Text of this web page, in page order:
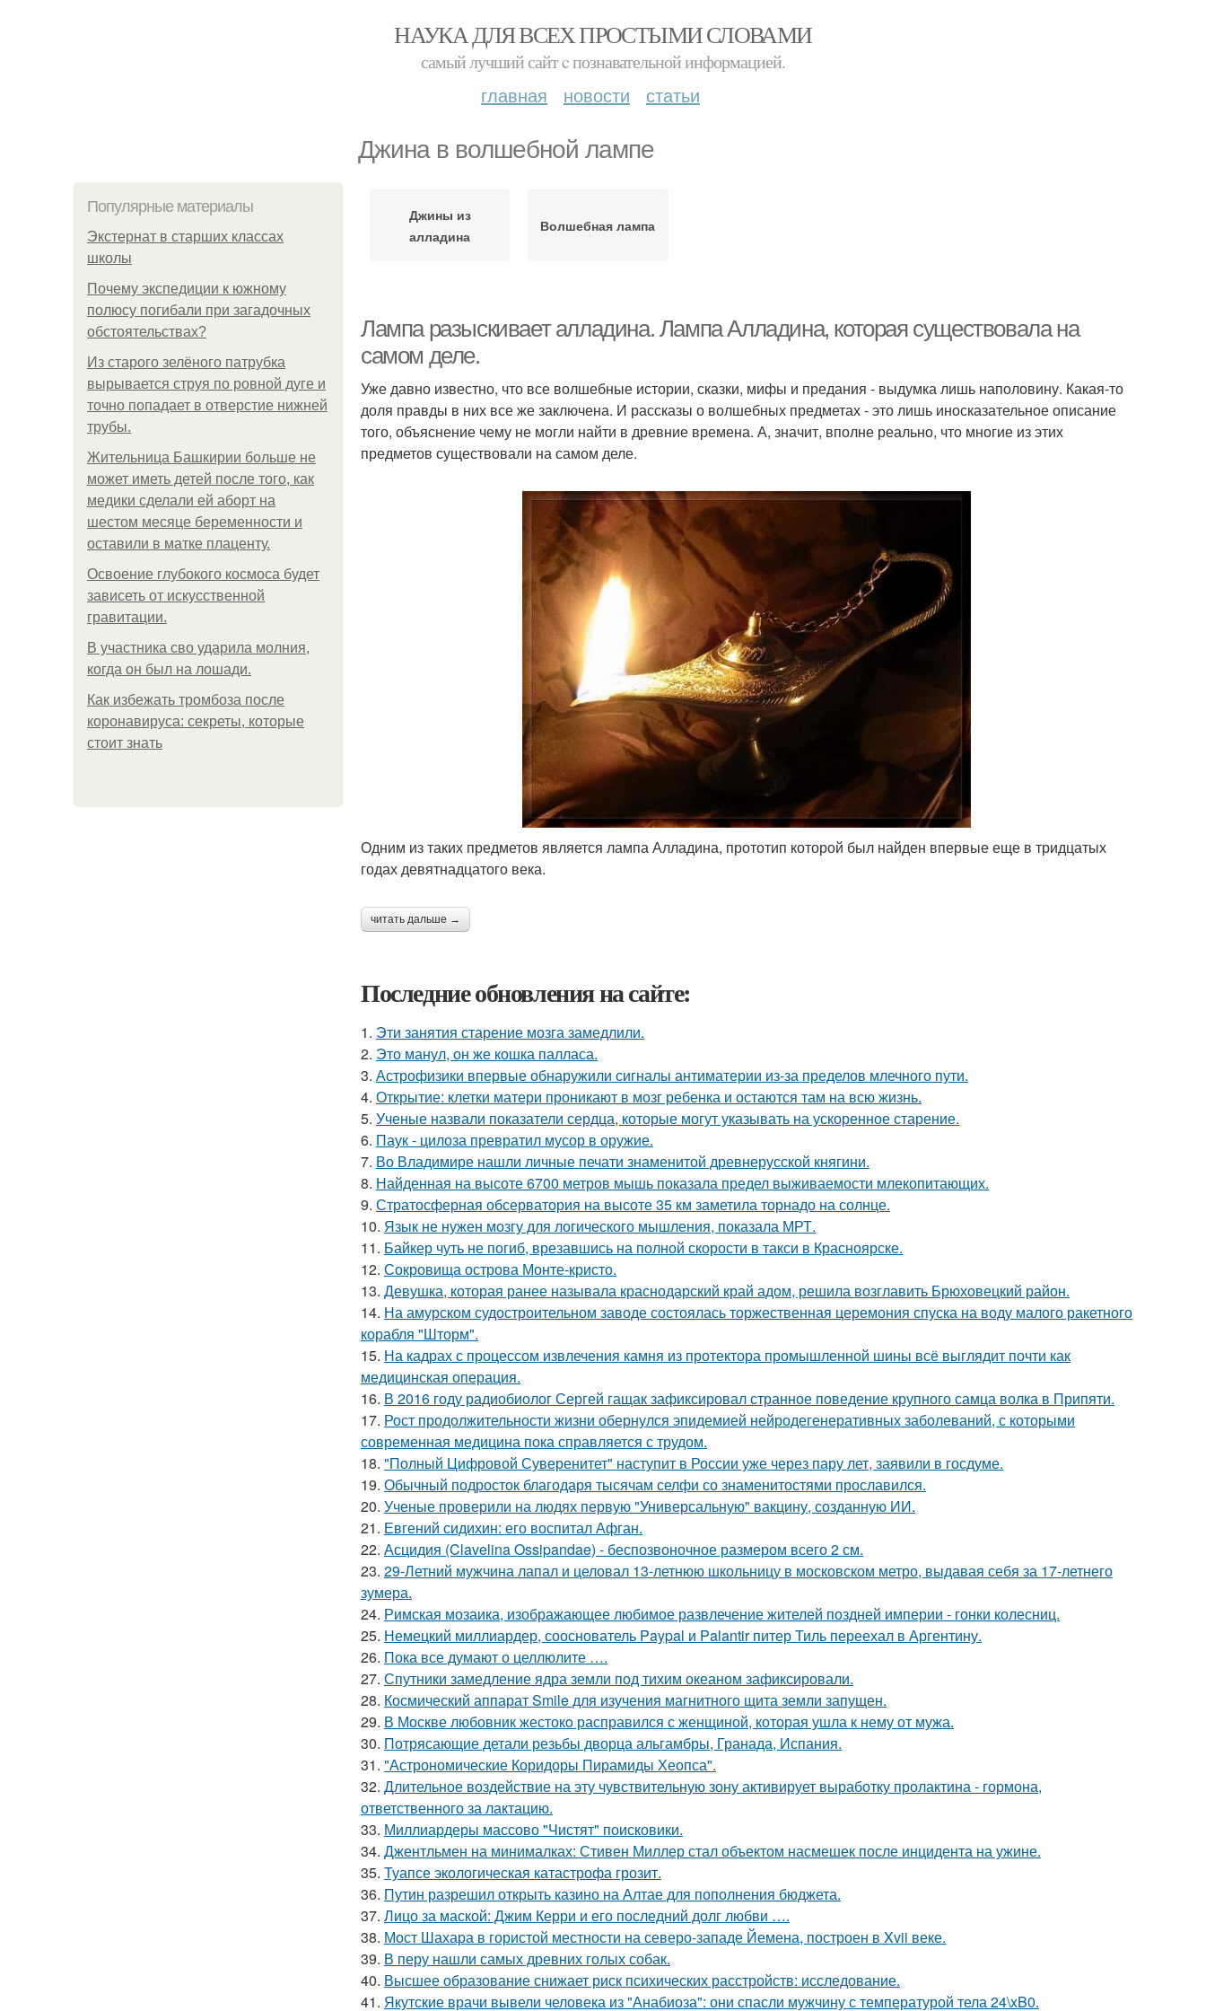
НАУКА ДЛЯ ВСЕХ ПРОСТЫМИ СЛОВАМИ
самый лучший сайт c познавательной информацией.
главная новости статьи
Джина в волшебной лампе
Популярные материалы
Экстернат в старших классах
школы
Почему экспедиции к южному
полюсу погибали при загадочных
обстоятельствах?
Из старого зелёного патрубка
вырывается струя по ровной дуге и
точно попадает в отверстие нижней
трубы.
Жительница Башкирии больше не
может иметь детей после того, как
медики сделали ей аборт на
шестом месяце беременности и
оставили в матке плаценту.
Освоение глубокого космоса будет
зависеть от искусственной
гравитации.
В участника сво ударила молния,
когда он был на лошади.
Как избежать тромбоза после
коронавируса: секреты, которые
стоит знать
Джины из
алладина
Волшебная лампа
Лампа разыскивает алладина. Лампа Алладина, которая существовала на
самом деле.
Уже давно известно, что все волшебные истории, сказки, мифы и предания - выдумка лишь наполовину. Какая-то
доля правды в них все же заключена. И рассказы о волшебных предметах - это лишь иносказательное описание
того, объяснение чему не могли найти в древние времена. А, значит, вполне реально, что многие из этих
предметов существовали на самом деле.
Одним из таких предметов является лампа Алладина, прототип которой был найден впервые еще в тридцатых
годах девятнадцатого века.
читать дальше →
Последние обновления на сайте:
1. Эти занятия старение мозга замедлили.
2. Это манул, он же кошка палласа.
3. Астрофизики впервые обнаружили сигналы антиматерии из-за пределов млечного пути.
4. Открытие: клетки матери проникают в мозг ребенка и остаются там на всю жизнь.
5. Ученые назвали показатели сердца, которые могут указывать на ускоренное старение.
6. Паук - цилоза превратил мусор в оружие.
7. Во Владимире нашли личные печати знаменитой древнерусской княгини.
8. Найденная на высоте 6700 метров мышь показала предел выживаемости млекопитающих.
9. Стратосферная обсерватория на высоте 35 км заметила торнадо на солнце.
10. Язык не нужен мозгу для логического мышления, показала МРТ.
11. Байкер чуть не погиб, врезавшись на полной скорости в такси в Красноярске.
12. Сокровища острова Монте-кристо.
13. Девушка, которая ранее называла краснодарский край адом, решила возглавить Брюховецкий район.
14. На амурском судостроительном заводе состоялась торжественная церемония спуска на воду малого ракетного
корабля "Шторм".
15. На кадрах с процессом извлечения камня из протектора промышленной шины всё выглядит почти как
медицинская операция.
16. В 2016 году радиобиолог Сергей гащак зафиксировал странное поведение крупного самца волка в Припяти.
17. Рост продолжительности жизни обернулся эпидемией нейродегенеративных заболеваний, с которыми
современная медицина пока справляется с трудом.
18. "Полный Цифровой Суверенитет" наступит в России уже через пару лет, заявили в госдуме.
19. Обычный подросток благодаря тысячам селфи со знаменитостями прославился.
20. Ученые проверили на людях первую "Универсальную" вакцину, созданную ИИ.
21. Евгений сидихин: его воспитал Афган.
22. Асцидия (Clavelina Ossipandae) - беспозвоночное размером всего 2 см.
23. 29-Летний мужчина лапал и целовал 13-летнюю школьницу в московском метро, выдавая себя за 17-летнего
зумера.
24. Римская мозаика, изображающее любимое развлечение жителей поздней империи - гонки колесниц.
25. Немецкий миллиардер, сооснователь Paypal и Palantir питер Тиль переехал в Аргентину.
26. Пока все думают о целлюлите ….
27. Спутники замедление ядра земли под тихим океаном зафиксировали.
28. Космический аппарат Smile для изучения магнитного щита земли запущен.
29. В Москве любовник жестокo расправился с женщиной, которая ушла к нему от мужа.
30. Потрясающие детали резьбы дворца альгамбры, Гранада, Испания.
31. "Астрономические Коридоры Пирамиды Хеопса".
32. Длительное воздействие на эту чувствительную зону активирует выработку пролактина - гормона,
ответственного за лактацию.
33. Миллиардеры массово "Чистят" поисковики.
34. Джентльмен на минималках: Стивен Миллер стал объектом насмешек после инцидента на ужине.
35. Туапсе экологическая катастрофа грозит.
36. Путин разрешил открыть казино на Алтае для пополнения бюджета.
37. Лицо за маской: Джим Керри и его последний долг любви ….
38. Мост Шахара в гористой местности на северо-западе Йемена, построен в Xvii веке.
39. В перу нашли самых древних голых собак.
40. Высшее образование снижает риск психических расстройств: исследование.
41. Якутские врачи вывели человека из "Анабиоза": они спасли мужчину с температурой тела 24\xB0.